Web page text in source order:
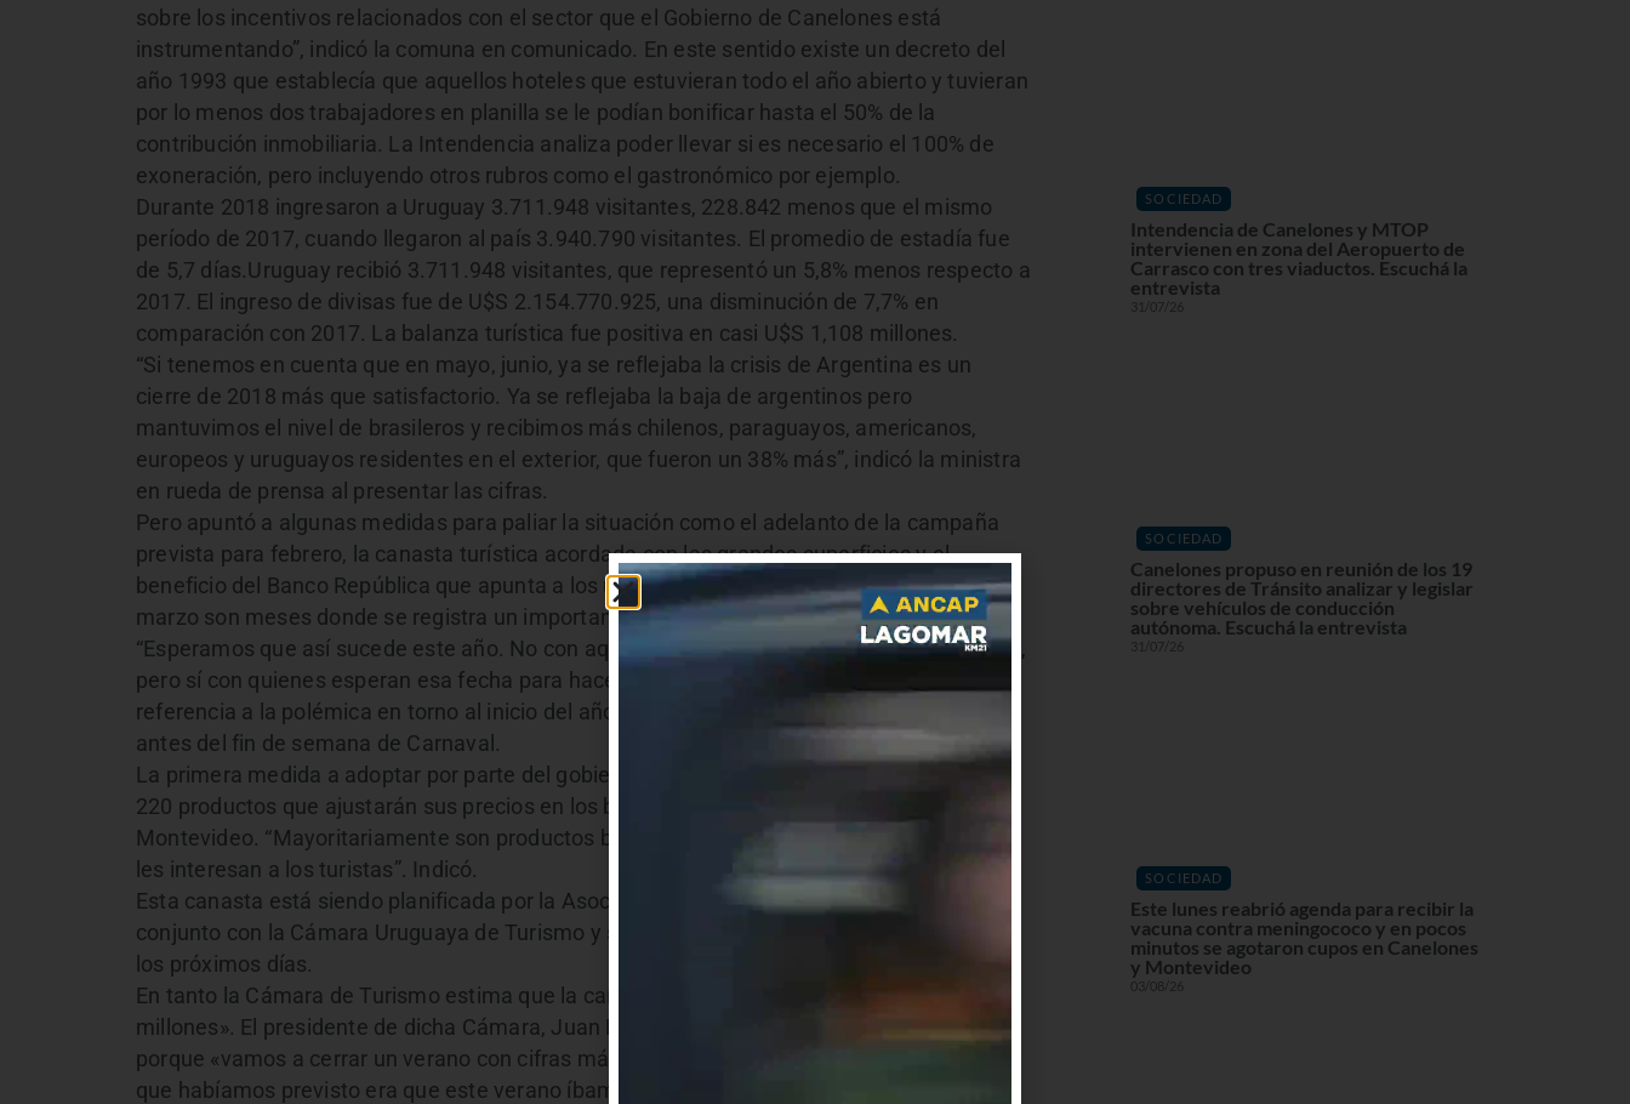
sobre los incentivos relacionados con el sector que el Gobierno de Canelones está
instrumentando”, indicó la comuna en comunicado. En este sentido existe un decreto del
año 1993 que establecía que aquellos hoteles que estuvieran todo el año abierto y tuvieran
por lo menos dos trabajadores en planilla se le podían bonificar hasta el 50% de la
contribución inmobiliaria. La Intendencia analiza poder llevar si es necesario el 100% de
exoneración, pero incluyendo otros rubros como el gastronómico por ejemplo.
Durante 2018 ingresaron a Uruguay 3.711.948 visitantes, 228.842 menos que el mismo
período de 2017, cuando llegaron al país 3.940.790 visitantes. El promedio de estadía fue
de 5,7 días.Uruguay recibió 3.711.948 visitantes, que representó un 5,8% menos respecto a
2017. El ingreso de divisas fue de U$S 2.154.770.925, una disminución de 7,7% en
comparación con 2017. La balanza turística fue positiva en casi U$S 1,108 millones.
“Si tenemos en cuenta que en mayo, junio, ya se reflejaba la crisis de Argentina es un
cierre de 2018 más que satisfactorio. Ya se reflejaba la baja de argentinos pero
mantuvimos el nivel de brasileros y recibimos más chilenos, paraguayos, americanos,
europeos y uruguayos residentes en el exterior, que fueron un 38% más”, indicó la ministra
en rueda de prensa al presentar las cifras.
Pero apuntó a algunas medidas para paliar la situación como el adelanto de la campaña
prevista para febrero, la canasta turística acordada con las grandes superficies y el
beneficio del Banco República que apunta a los uruguayos. Históricamente, febrero y
marzo son meses donde se registra un importante movimiento de turismo interno.
“Esperamos que así sucede este año. No con aquellos que manda a sus niños a la escuela,
pero sí con quienes esperan esa fecha para hacer turismo”, expresó la ministra haciendo
referencia a la polémica en torno al inicio del año lectivo que será el viernes 1° de marzo,
antes del fin de semana de Carnaval.
La primera medida a adoptar por parte del gobierno será la ejecución de una canasta de
220 productos que ajustarán sus precios en los balnearios y serán similares a los de
Montevideo. “Mayoritariamente son productos básicos pero también hay productos que
les interesan a los turistas”. Indicó.
Esta canasta está siendo planificada por la Asociación de Supermercados del Uruguay en
conjunto con la Cámara Uruguaya de Turismo y se espera que se ponga en ejecución en
los próximos días.
En tanto la Cámara de Turismo estima que la caída en divisas «va a pasar los US$ 300
millones». El presidente de dicha Cámara, Juan Martínez, dijo que hay «preocupación»
porque «vamos a cerrar un verano con cifras más altas de caída. Antes de la temporada lo
que habíamos previsto era que este verano íbamos a caer entre un 30% y un 35% en
SOCIEDAD
Intendencia de Canelones y MTOP
intervienen en zona del Aeropuerto de
Carrasco con tres viaductos. Escuchá la
entrevista
31/07/26
SOCIEDAD
Canelones propuso en reunión de los 19
directores de Tránsito analizar y legislar
sobre vehículos de conducción
autónoma. Escuchá la entrevista
31/07/26
SOCIEDAD
Este lunes reabrió agenda para recibir la
vacuna contra meningococo y en pocos
minutos se agotaron cupos en Canelones
y Montevideo
03/08/26